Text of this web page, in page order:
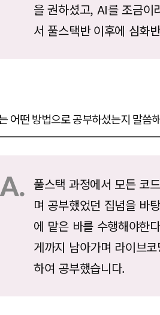
을 권하셨고, AI를 조금이
서 풀스택반 이후에 심화
어떤 방법으로 공부하셨는지 말씀
풀스택 과정에서 모든 코
며 공부했었던 집념을 바
에 맡은 바를 수행해야한
게까지 남아가며 라이브
하여 공부했습니다.